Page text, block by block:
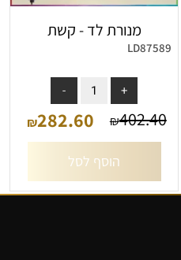
מנורת לד - קשת
LD87589
₪402.40
₪282.60
הוסף לסל